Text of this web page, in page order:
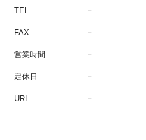
TEL －
FAX －
営業時間 －
定休日 －
URL －